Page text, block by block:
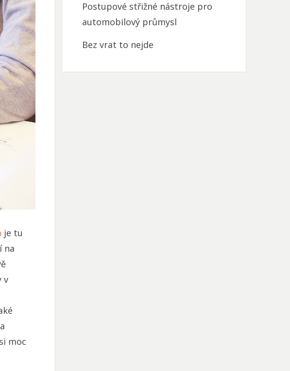
je tu
na
v
moc
Postupové střižné nástroje pro
automobilový průmysl
Bez vrat to nejde